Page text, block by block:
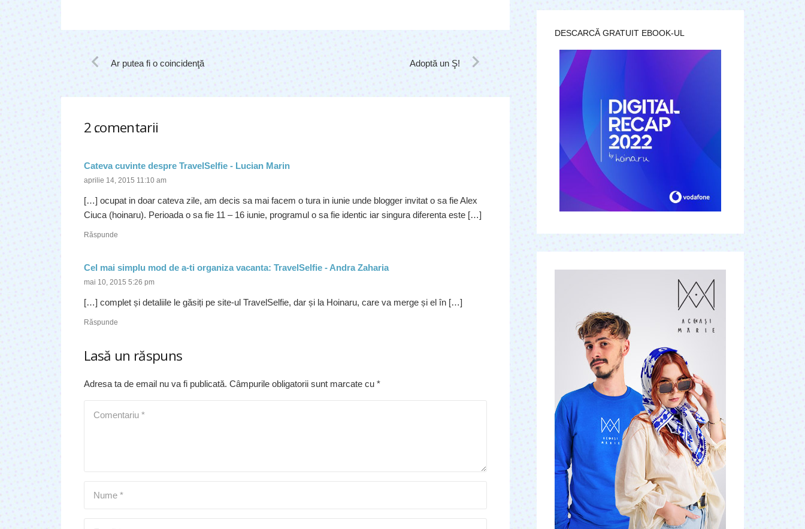
Ar putea fi o coincidenţă Adoptă un Ş!
2comentarii
.
Cateva cuvinte despre TravelSelfie - Lucian Marin
aprilie 14, 2015 11:10 am
[…] ocupat in doar cateva zile, am decis sa mai facem o tura in iunie unde blogger invitat o sa fie Alex
Ciuca (hoinaru). Perioada o sa fie 11 – 16 iunie, programul o sa fie identic iar singura diferenta este […]
Răspunde
Cel mai simplu mod de a-ti organiza vacanta: TravelSelfie - Andra Zaharia
mai 10, 2015 5:26 pm
[…] complet și detaliile le găsiți pe site-ul TravelSelfie, dar și la Hoinaru, care va merge și el în […]
Răspunde
Lasă un răspuns
Adresa ta de email nu va fi publicată. Câmpurile obligatorii sunt marcate cu *
DESCARCĂ GRATUIT EBOOK-UL